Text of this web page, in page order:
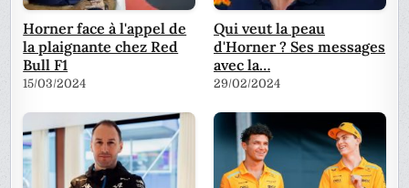
Horner face à l'appel de
la plaignante chez Red
Bull F1
15/03/2024
Qui veut la peau
d'Horner ? Ses messages
avec la…
29/02/2024